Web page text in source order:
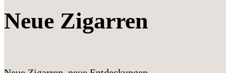
Neue Zigarren